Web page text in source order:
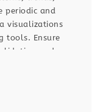
periodic and
visualizations
tools. Ensure
and
Support